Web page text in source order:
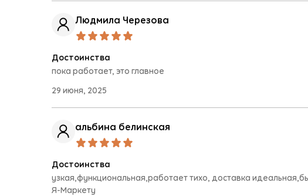
Людмила Черезова
Достоинства
пока работает, это главное
29 июня, 2025
альбина белинская
Достоинства
узкая,функциональная,работает тихо, доставка
Я-Маркету